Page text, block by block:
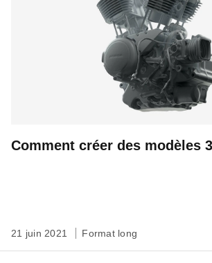
Comment créer des modèles
21 juin 2021 Format long